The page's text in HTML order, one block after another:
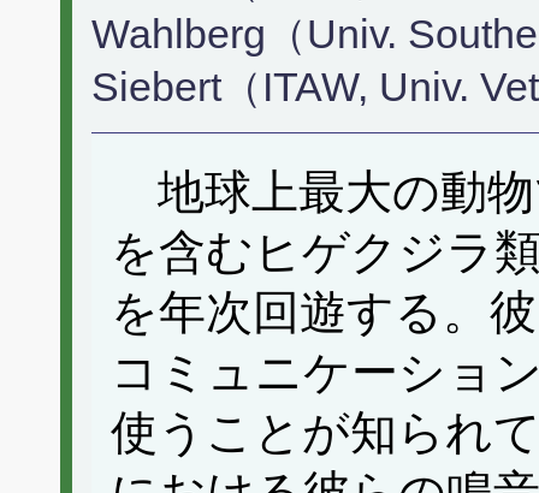
Wahlberg（Univ.
Siebert（ITAW, Univ.
地球上最大の動
を含むヒゲクジラ
を年次回遊する。
コミュニケーショ
使うことが知られ